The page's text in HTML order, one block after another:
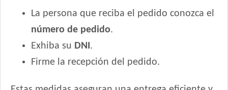
La persona que reciba el pedido conozca el
número de pedido.
Exhiba su DNI.
Firme la recepción del pedido.